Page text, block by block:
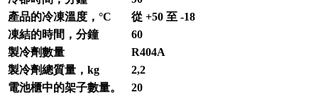
產品的冷凍溫度，°С
從 +50 至 -18
凍結的時間，分鐘
60
製冷劑數量
R404A
製冷劑總質量，kg
2,2
電池櫃中的架子數量。
20